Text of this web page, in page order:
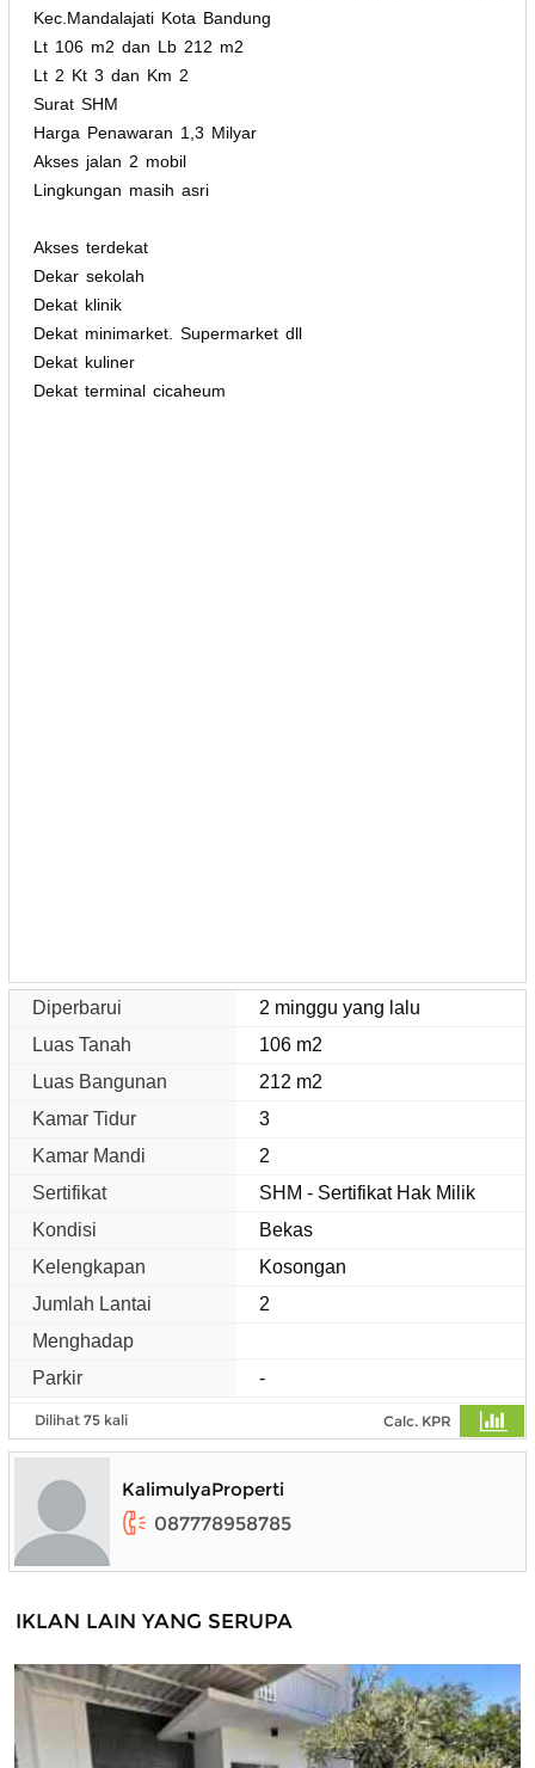
Kec.Mandalajati Kota Bandung
Lt 106 m2 dan Lb 212 m2
Lt 2 Kt 3 dan Km 2
Surat SHM
Harga Penawaran 1,3 Milyar
Akses jalan 2 mobil
Lingkungan masih asri
Akses terdekat
Dekar sekolah
Dekat klinik
Dekat minimarket. Supermarket dll
Dekat kuliner
Dekat terminal cicaheum
Diperbarui
2 minggu yang lalu
Luas Tanah
106 m2
Luas Bangunan
212 m2
Kamar Tidur
3
Kamar Mandi
2
Sertifikat
SHM - Sertifikat Hak Milik
Kondisi
Bekas
Kelengkapan
Kosongan
Jumlah Lantai
2
Menghadap
Parkir
-
Dilihat 75 kali Calc. KPR
KalimulyaProperti
087778958785
IKLAN LAIN YANG SERUPA